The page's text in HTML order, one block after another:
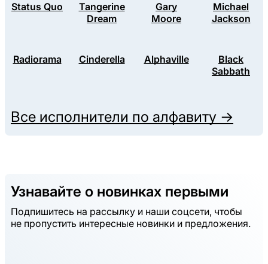
Status Quo
Tangerine
Dream
Gary
Moore
Michael
Jackson
Radiorama Cinderella Alphaville
Black
Sabbath
Все исполнители по алфавиту →
Узнавайте о новинках первыми
Подпишитесь на рассылку и наши соцсети, чтобы
не пропустить интересные новинки и предложения.